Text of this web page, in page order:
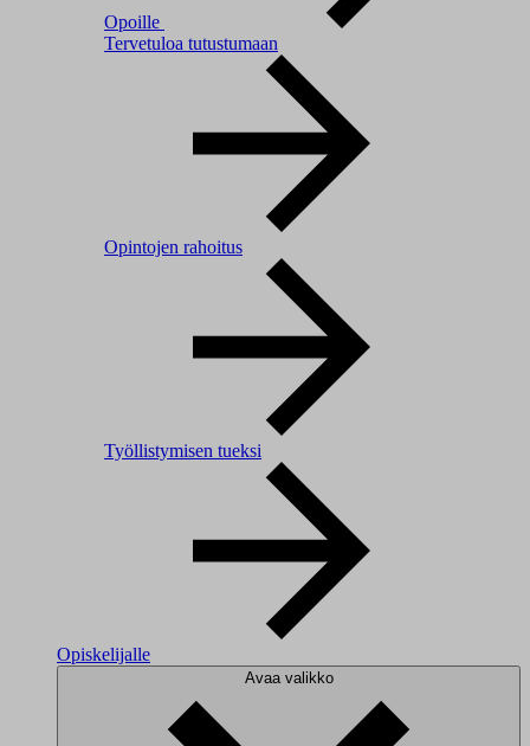
Opoille
Tervetuloa tutustumaan
Opintojen rahoitus
Työllistymisen tueksi
Opiskelijalle
Avaa valikko